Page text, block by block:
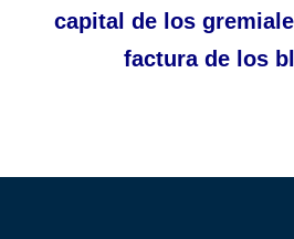
capital de los
factura de los